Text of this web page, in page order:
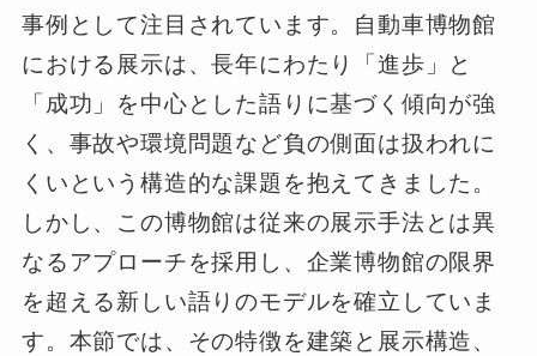
事例として注目されています。自動車博物館
における展示は、長年にわたり「進歩」と
「成功」を中心とした語りに基づく傾向が強
く、事故や環境問題など負の側面は扱われに
くいという構造的な課題を抱えてきました。
しかし、この博物館は従来の展示手法とは異
なるアプローチを採用し、企業博物館の限界
を超える新しい語りのモデルを確立していま
す。本節では、その特徴を建築と展示構造、